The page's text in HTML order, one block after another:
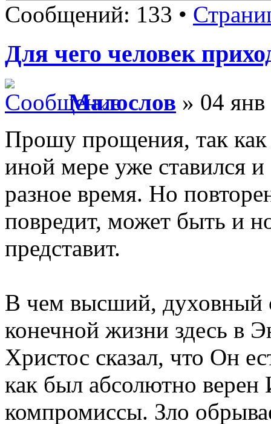
Сообщений: 133 •
Для чего человек
Малослов » 04
Прошу прощения, так как
иной мере уже ставился
разное время. Но
повредит, может быть и
представит.
В чем высший, духовный
конечной жизни здесь в
Христос сказал, что Он
как был абсолютно
компромиссы. Зло